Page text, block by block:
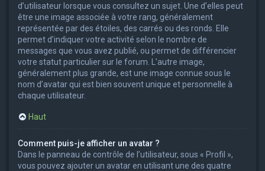
d’utilisateur lorsque vous consultez un sujet. Une d’elles peut
être une image associée à votre rang, généralement
représentée par des étoiles, des carrés ou des ronds. Elle
permet d’indiquer votre activité selon le nombre de
messages que vous avez publié, ou permet de différencier
votre statut particulier sur le forum. L’autre image,
généralement plus grande, est une image connue sous le
nom d’avatar qui est bien souvent unique et personnelle à
chaque utilisateur.
Haut
Comment puis-je afficher un avatar ?
Dans le panneau de contrôle de l’utilisateur, sous « Profil »,
vous pouvez ajouter un avatar en utilisant une des quatre